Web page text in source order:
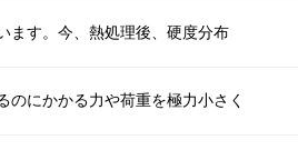
す。今、熱処理後、硬度分布
のにかかる力や荷重を極力小さく